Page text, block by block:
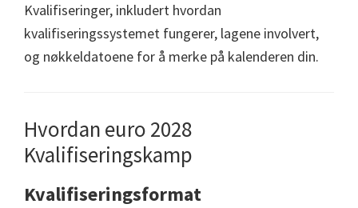
Kvalifiseringer, inkludert hvordan
kvalifiseringssystemet fungerer, lagene involvert,
og nøkkeldatoene for å merke på kalenderen din.
Hvordan euro 2028
Kvalifiseringskamp
Kvalifiseringsformat